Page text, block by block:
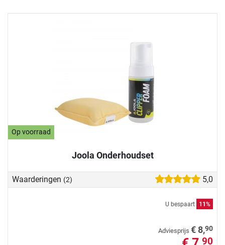
Op voorraad
Joola Onderhoudset
Waarderingen (2) 5,0
U bespaart 11%
Adviesprijs € 8,90
90